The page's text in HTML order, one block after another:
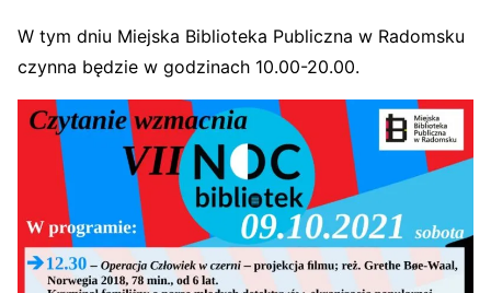
W tym dniu Miejska Biblioteka Publiczna w Radomsku
czynna będzie w godzinach 10.00-20.00.